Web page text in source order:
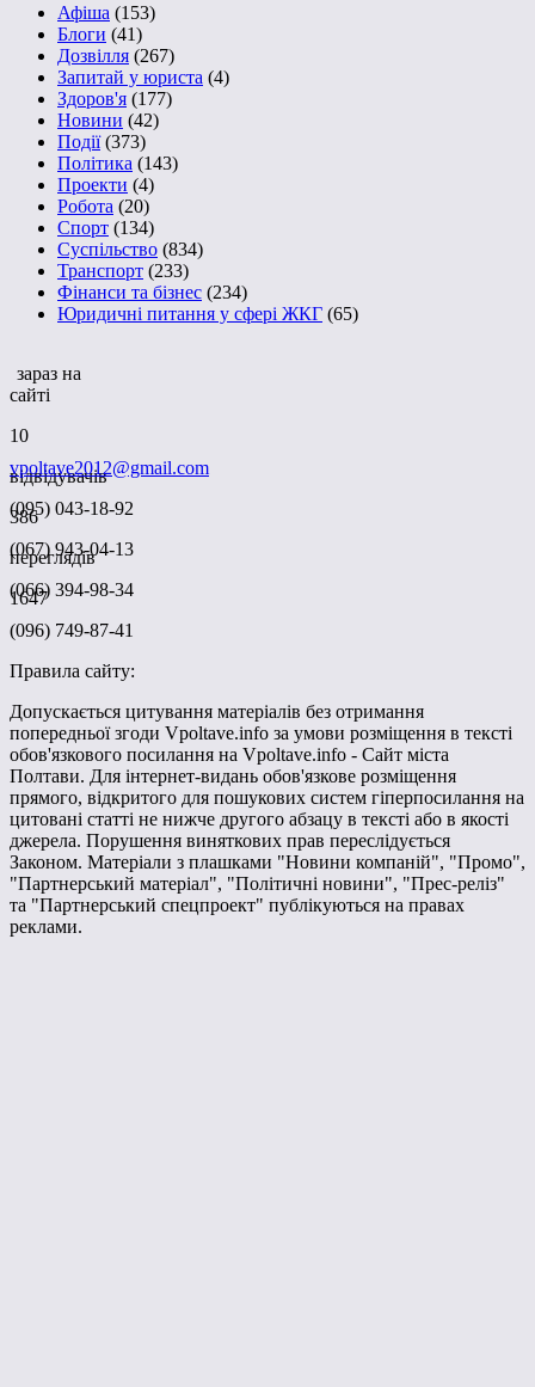
Афіша (153)
Блоги (41)
Дозвілля (267)
Запитай у юриста (4)
Здоров'я (177)
Новини (42)
Події(373)
Політика (143)
Проекти (4)
Робота (20)
Спорт (134)
Суспільство (834)
Транспорт (233)
Фінанси та бізнес (234)
Юридичні питання у сфері ЖКГ (65)
зараз на
сайті
10
відвідувачів
386
переглядів
1647
vpoltave2012@gmail.com
(095) 043-18-92
(067) 943-04-13
(066) 394-98-34
(096) 749-87-41
Правила сайту:
Допускається цитування матеріалів без отримання
попередньої згоди Vpoltave.info за умови розміщення в тексті
обов'язкового посилання на Vpoltave.info - Сайт міста
Полтави. Для інтернет-видань обов'язкове розміщення
прямого, відкритого для пошукових систем гіперпосилання на
цитовані статті не нижче другого абзацу в тексті або в якості
джерела. Порушення виняткових прав переслідується
Законом. Матеріали з плашками "Новини компаній", "Промо",
"Партнерський матеріал", "Політичні новини", "Прес-реліз"
та "Партнерський спецпроект" публікуються на правах
реклами.